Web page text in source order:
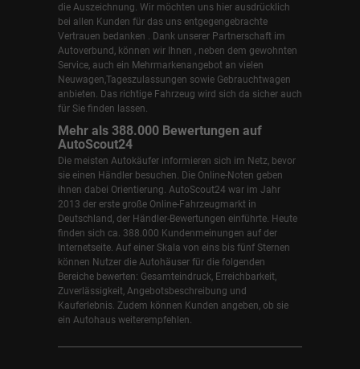
die Auszeichnung. Wir möchten uns hier ausdrücklich
bei allen Kunden für das uns entgegengebrachte
Vertrauen bedanken . Dank unserer Partnerschaft im
Autoverbund, können wir Ihnen , neben dem gewohnten
Service, auch ein Mehrmarkenangebot an vielen
Neuwagen,Tageszulassungen sowie Gebrauchtwagen
anbieten. Das richtige Fahrzeug wird sich da sicher auch
für Sie finden lassen.
Mehr als 388.000 Bewertungen auf
AutoScout24
Die meisten Autokäufer informieren sich im Netz, bevor
sie einen Händler besuchen. Die Online-Noten geben
ihnen dabei Orientierung. AutoScout24 war im Jahr
2013 der erste große Online-Fahrzeugmarkt in
Deutschland, der Händler-Bewertungen einführte. Heute
finden sich ca. 388.000 Kundenmeinungen auf der
Internetseite. Auf einer Skala von eins bis fünf Sternen
können Nutzer die Autohäuser für die folgenden
Bereiche bewerten: Gesamteindruck, Erreichbarkeit,
Zuverlässigkeit, Angebotsbeschreibung und
Kauferlebnis. Zudem können Kunden angeben, ob sie
ein Autohaus weiterempfehlen.